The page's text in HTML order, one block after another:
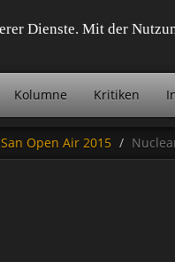
Dienste. Mit der
Kolumne Kritiken
Open Air 2015